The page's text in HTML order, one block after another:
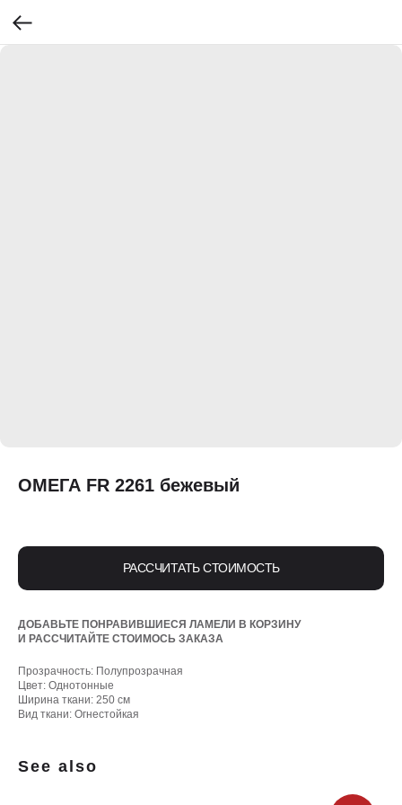
ОМЕГА FR 2261 бежевый
РАССЧИТАТЬ СТОИМОСТЬ
ДОБАВЬТЕ ПОНРАВИВШИЕСЯ ЛАМЕЛИ В КОРЗИНУ
И РАССЧИТАЙТЕ СТОИМОСЬ ЗАКАЗА
Прозрачность: Полупрозрачная
Цвет: Однотонные
Ширина ткани: 250 см
Вид ткани: Огнестойкая
See also